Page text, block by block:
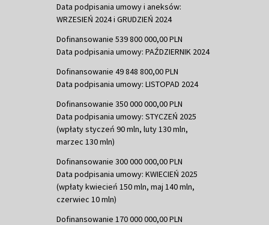
Data podpisania umowy i aneksów:
WRZESIEŃ 2024 i GRUDZIEŃ 2024
Dofinansowanie 539 800 000,00 PLN
Data podpisania umowy: PAŹDZIERNIK 2024
Dofinansowanie 49 848 800,00 PLN
Data podpisania umowy: LISTOPAD 2024
Dofinansowanie 350 000 000,00 PLN
Data podpisania umowy: STYCZEŃ 2025
(wpłaty styczeń 90 mln, luty 130 mln,
marzec 130 mln)
Dofinansowanie 300 000 000,00 PLN
Data podpisania umowy: KWIECIEŃ 2025
(wpłaty kwiecień 150 mln, maj 140 mln,
czerwiec 10 mln)
Dofinansowanie 170 000 000,00 PLN